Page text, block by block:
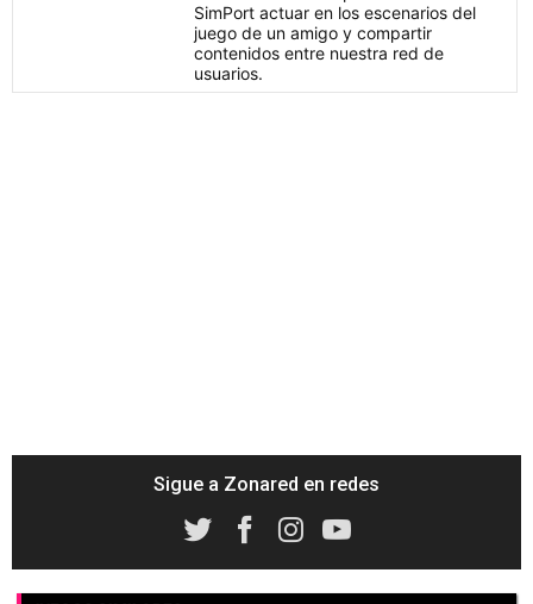
SimPort actuar en los escenarios del
juego de un amigo y compartir
contenidos entre nuestra red de
usuarios.
Sigue a Zonared en redes